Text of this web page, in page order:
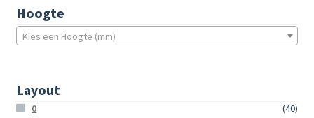
Hoogte
Kies een Hoogte (mm)
Layout
0
(40)